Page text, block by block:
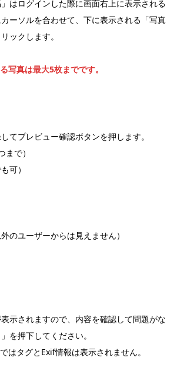
」はログインした際に画面右上に表示される
カーソルを合わせて、下に表示される「写真
ックします。
写真は最大5枚までです。
てプレビュー確認ボタンを押します。
まで）
可）
のユーザーからは見えません）
示されますので、内容を確認して問題がな
を押下してください。
はタグとExif情報は表示されません。